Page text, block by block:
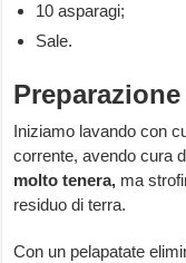
10 asparagi;
Sale.
Preparazione
Iniziamo lavando con
corrente, avendo cura
molto tenera, ma
residuo di terra.
Con un pelapatate